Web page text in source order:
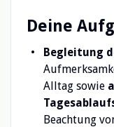
Deine
Begleitung
Alltag sowie
Beachtung